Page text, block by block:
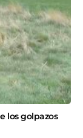
los golpazos